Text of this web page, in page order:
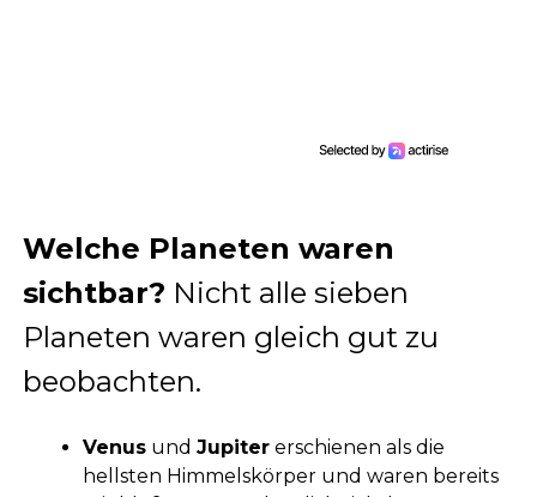
Welche Planeten waren
sichtbar? Nicht alle sieben
Planeten waren gleich gut zu
beobachten.
Venusund Jupitererschienen als die
hellsten Himmelskörper und waren bereits